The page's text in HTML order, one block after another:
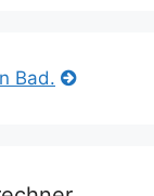
Bad.